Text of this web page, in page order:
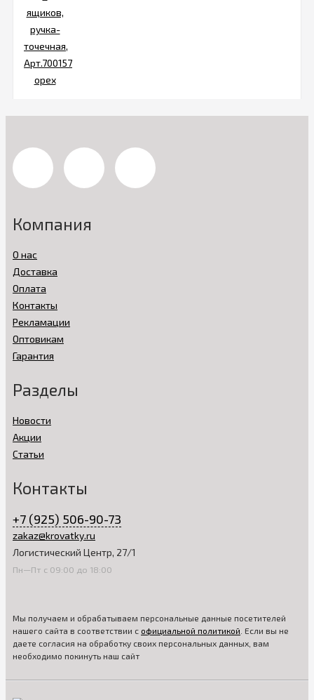
Компания
О нас
Доставка
Оплата
Контакты
Рекламации
Оптовикам
Гарантия
Разделы
Новости
Акции
Статьи
Контакты
+7 (925) 506-90-73
zakaz@krovatky.ru
Логистический Центр, 27/1
Пн—Пт с 09:00 до 18:00
Мы получаем и обрабатываем персональные данные посетителей
нашего сайта в соответствии с официальной политикой . Если вы не
даете согласия на обработку своих персональных данных, вам
необходимо покинуть наш сайт